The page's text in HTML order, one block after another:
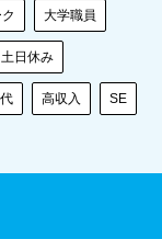
大学職員
土日休み
高収入 SE